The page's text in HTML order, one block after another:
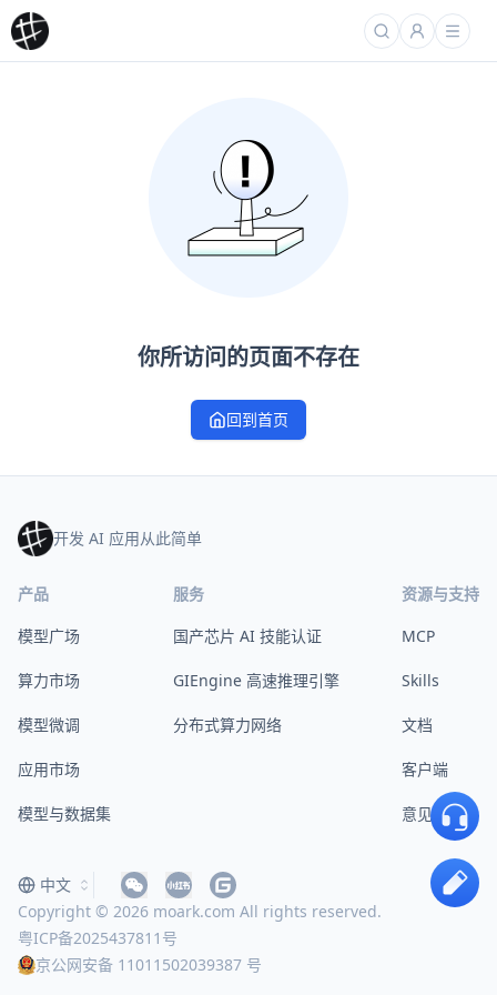
你所访问的页面不存在
回到首页
开发 AI 应用从此简单
产品
模型广场
算力市场
模型微调
应用市场
模型与数据集
服务
国产芯片 AI 技能认证
GIEngine 高速推理引擎
分布式算力网络
资源与支持
MCP
Skills
文档
客户端
意见反馈
Copyright © 2026 moark.com All rights reserved.
粤ICP备2025437811号
京公网安备 11011502039387 号
中文